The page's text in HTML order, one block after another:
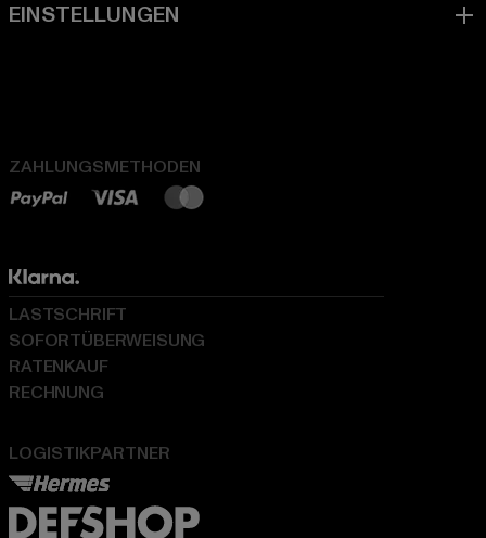
ZAHLUNGSMETHODEN
LOGISTIKPARTNER
LASTSCHRIFT
SOFORTÜBERWEISUNG
RATENKAUF
RECHNUNG